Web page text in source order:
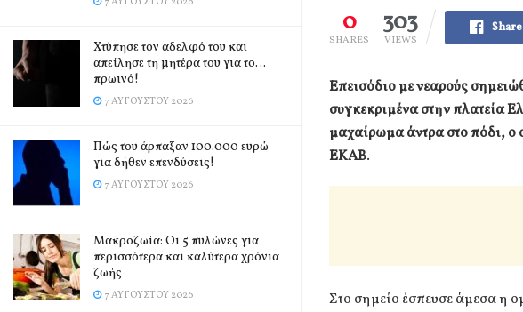
Χτύπησε τον αδελφό του και
απείλησε τη μητέρα του για το…
πρωινό!
7 ΑΥΓΟΎΣΤΟΥ 2026
Πώς του άρπαξαν 100.000 ευρώ
για δήθεν επενδύσεις!
7 ΑΥΓΟΎΣΤΟΥ 2026
Mακροζωία: Οι 5 πυλώνες για
περισσότερα και καλύτερα χρόνια
ζωής
7 ΑΥΓΟΎΣΤΟΥ 2026
0
SHARES
303
VIEWS
Επεισόδιο με νεαρούς
συγκεκριμένα στην πλατεία
μαχαίρωμα άντρα στο πόδι, ο
ΕΚΑΒ.
Στο σημείο έσπευσε άμεσα η